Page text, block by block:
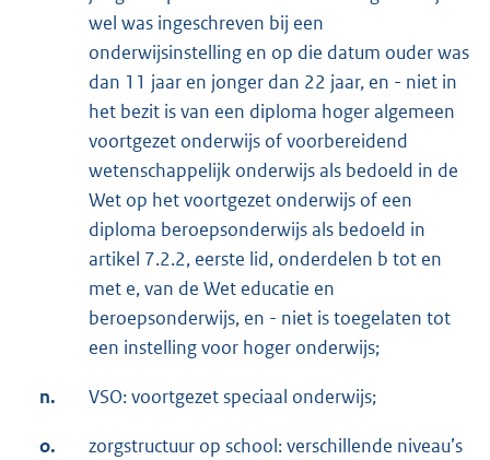
wel was ingeschreven bij een
onderwijsinstelling en op die datum ouder was
dan 11 jaar en jonger dan 22 jaar, en - niet in
het bezit is van een diploma hoger algemeen
voortgezet onderwijs of voorbereidend
wetenschappelijk onderwijs als bedoeld in de
Wet op het voortgezet onderwijs of een
diploma beroepsonderwijs als bedoeld in
artikel 7.2.2, eerste lid, onderdelen b tot en
met e, van de Wet educatie en
beroepsonderwijs, en - niet is toegelaten tot
een instelling voor hoger onderwijs;
n. VSO: voortgezet speciaal onderwijs;
o.
zorgstructuur op school: verschillende niveau’s